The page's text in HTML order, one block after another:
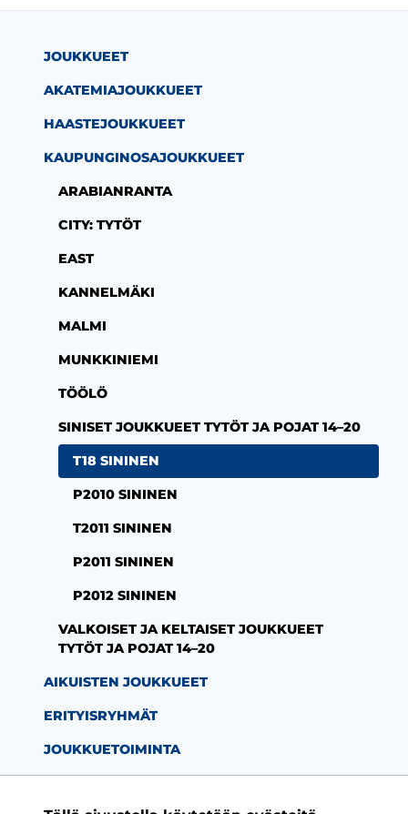
JOUKKUEET
AKATEMIAJOUKKUEET
HAASTEJOUKKUEET
KAUPUNGINOSAJOUKKUEET
ARABIANRANTA
CITY: TYTÖT
EAST
KANNELMÄKI
MALMI
MUNKKINIEMI
TÖÖLÖ
SINISET JOUKKUEET TYTÖT JA POJAT 14–20
T18 SININEN
P2010 SININEN
T2011 SININEN
P2011 SININEN
P2012 SININEN
VALKOISET JA KELTAISET JOUKKUEET
TYTÖT JA POJAT 14–20
AIKUISTEN JOUKKUEET
ERITYISRYHMÄT
JOUKKUETOIMINTA